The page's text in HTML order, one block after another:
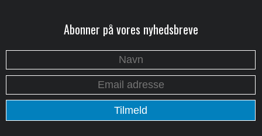
Abonner på vores nyhedsbreve